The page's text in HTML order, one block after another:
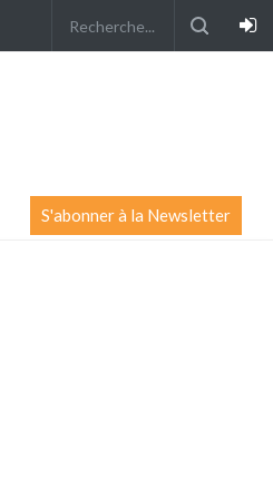
S'abonner à la Newsletter